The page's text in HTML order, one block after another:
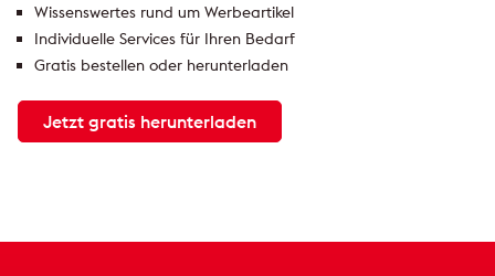
Wissenswertes rund um Werbeartikel
Individuelle Services für Ihren Bedarf
Gratis bestellen oder herunterladen
Jetzt gratis herunterladen